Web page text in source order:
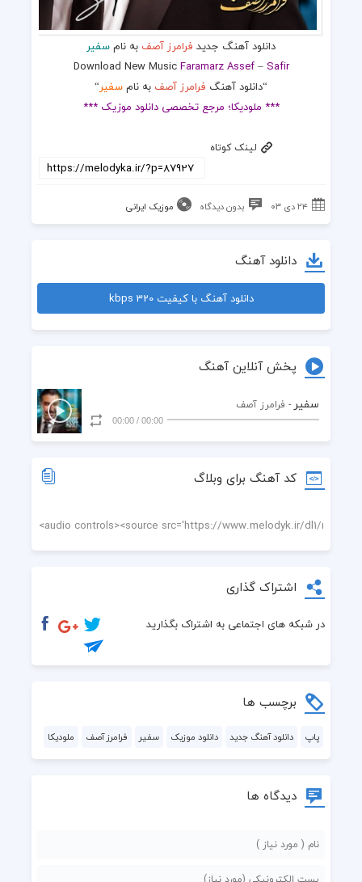
دانلود آهنگ جدید فرامرز آصف به نامسفیر
Download New MusicFaramarz Assef–Safir
“دانلود آهنگ فرامرز آصف به نامسفیر“
*** ملودیکا؛ مرجع تخصصی دانلود موزیک ***
لینک کوتاه
۲۴ دی ۰۳ بدون دیدگاه موزیک ایرانی
دانلود آهنگ
دانلود آهنگ با کیفیت 320 kbps
پخش آنلاین آهنگ
سفیر - فرامرز آصف
00:00
/
00:00
کد آهنگ برای وبلاگ
اشتراک گذاری
در شبکه های اجتماعی به اشتراک بگذارید
برچسب ها
پاپ دانلود آهنگ جدید دانلود موزیک سفیر فرامرز آصف ملودیکا
دیدگاه ها